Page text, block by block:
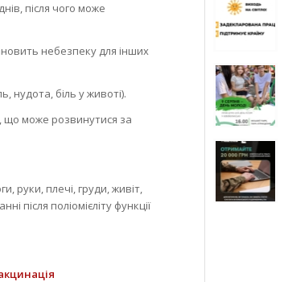
після чого може
небезпеку для інших
нудота, біль у животі).
що може розвинутися за
руки, плечі, груди, живіт,
після поліомієліту функції